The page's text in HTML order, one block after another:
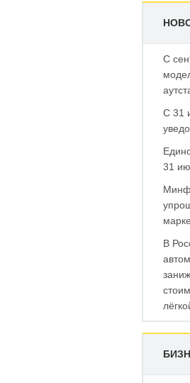
С
С 31
31
В